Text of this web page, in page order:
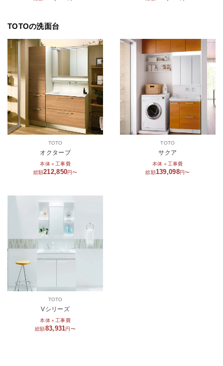
TOTOの洗面台
TOTO
オクターブ
本体＋工事費
総額212,850円〜
TOTO
サクア
本体＋工事費
総額139,098円〜
TOTO
Vシリーズ
本体＋工事費
総額83,931円〜